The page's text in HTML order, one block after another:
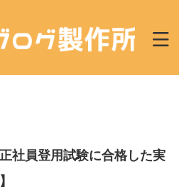
社員登用試験に合格した実